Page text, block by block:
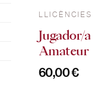
LLICÈNCIES
Jugador/a
Amateur
60,00€